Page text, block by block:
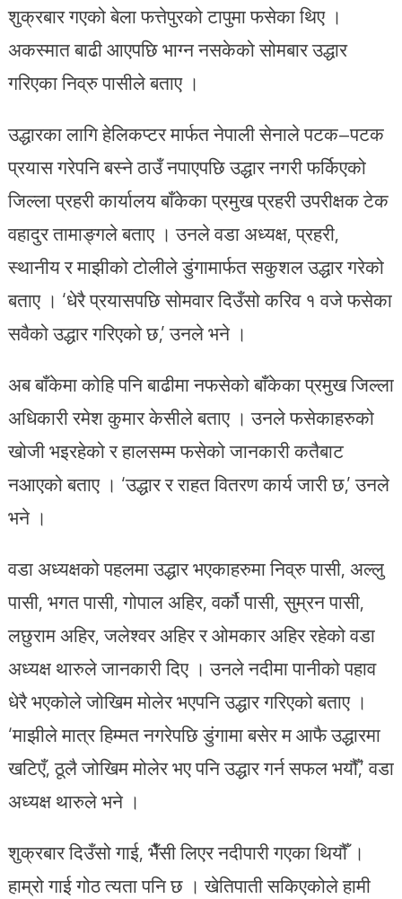
शुक्रबार गएको बेला फत्तेपुरको टापुमा फसेका थिए ।
अकस्मात बाढी आएपछि भाग्न नसकेको सोमबार उद्धार
गरिएका निव्रु पासीले बताए ।
उद्धारका लागि हेलिकप्टर मार्फत नेपाली सेनाले पटक–पटक
प्रयास गरेपनि बस्ने ठाउँ नपाएपछि उद्धार नगरी फर्किएको
जिल्ला प्रहरी कार्यालय बाँकेका प्रमुख प्रहरी उपरीक्षक टेक
वहादुर तामाङ्गले बताए । उनले वडा अध्यक्ष, प्रहरी,
स्थानीय र माझीको टोलीले डुंगामार्फत सकुशल उद्धार गरेको
बताए । ‘धेरै प्रयासपछि सोमवार दिउँसो करिव १ वजे फसेका
सवैको उद्धार गरिएको छ,’ उनले भने ।
अब बाँकेमा कोहि पनि बाढीमा नफसेको बाँकेका प्रमुख जिल्ला
अधिकारी रमेश कुमार केसीले बताए । उनले फसेकाहरुको
खोजी भइरहेको र हालसम्म फसेको जानकारी कतैबाट
नआएको बताए । ‘उद्धार र राहत वितरण कार्य जारी छ,’ उनले
भने ।
वडा अध्यक्षको पहलमा उद्धार भएकाहरुमा निव्रु पासी, अल्लु
पासी, भगत पासी, गोपाल अहिर, वर्कौ पासी, सुम्रन पासी,
लछुराम अहिर, जलेश्वर अहिर र ओमकार अहिर रहेको वडा
अध्यक्ष थारुले जानकारी दिए । उनले नदीमा पानीको पहाव
धेरै भएकोले जोखिम मोलेर भएपनि उद्धार गरिएको बताए ।
‘माझीले मात्र हिम्मत नगरेपछि डुंगामा बसेर म आफै उद्धारमा
खटिएँ, ठूलै जोखिम मोलेर भए पनि उद्धार गर्न सफल भयौँ,’ वडा
अध्यक्ष थारुले भने ।
शुक्रबार दिउँसो गाई, भैँसी लिएर नदीपारी गएका थियौँ ।
हाम्रो गाई गोठ त्यता पनि छ । खेतिपाती सकिएकोले हामी